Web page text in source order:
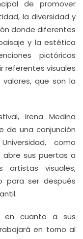
de promover
la diversidad y
donde diferentes
y la estética
pictóricas
referentes visuales
que son la
Irena Medina
de una conjunción
como
abre sus puertas a
visuales,
para ser después
en cuanto a sus
en torno al